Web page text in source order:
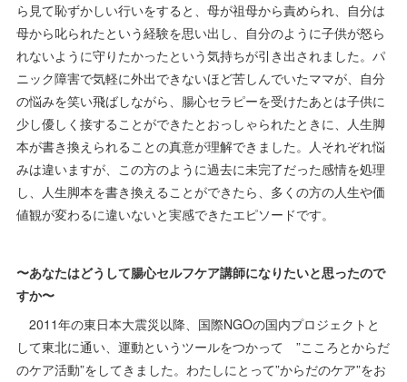
ら見て恥ずかしい行いをすると、母が祖母から責められ、自分は
母から叱られたという経験を思い出し、自分のように子供が怒ら
れないように守りたかったという気持ちが引き出されました。パ
ニック障害で気軽に外出できないほど苦しんでいたママが、自分
の悩みを笑い飛ばしながら、腸心セラピーを受けたあとは子供に
少し優しく接することができたとおっしゃられたときに、人生脚
本が書き換えられることの真意が理解できました。人それぞれ悩
みは違いますが、この方のように過去に未完了だった感情を処理
し、人生脚本を書き換えることができたら、多くの方の人生や価
値観が変わるに違いないと実感できたエピソードです。
〜あなたはどうして腸心セルフケア講師になりたいと思ったので
すか〜
2011年の東日本大震災以降、国際NGOの国内プロジェクトと
して東北に通い、運動というツールをつかって ”こころとからだ
のケア活動”をしてきました。わたしにとって”からだのケア”をお